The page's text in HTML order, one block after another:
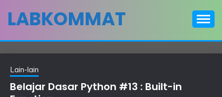
LABKOMMAT
Lain-lain
Belajar Dasar Python #13 : Built-in